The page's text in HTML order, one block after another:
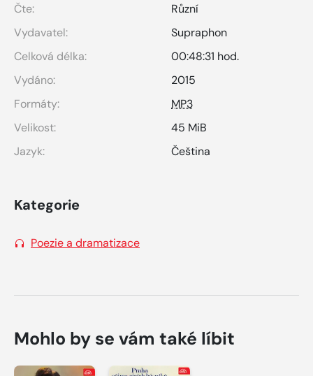
Čte:
Různí
Vydavatel:
Supraphon
Celková délka:
00:48:31 hod.
Vydáno:
2015
Formáty:
MP3
Velikost:
45 MiB
Jazyk:
Čeština
Kategorie
Poezie a dramatizace
Mohlo by se vám také líbit